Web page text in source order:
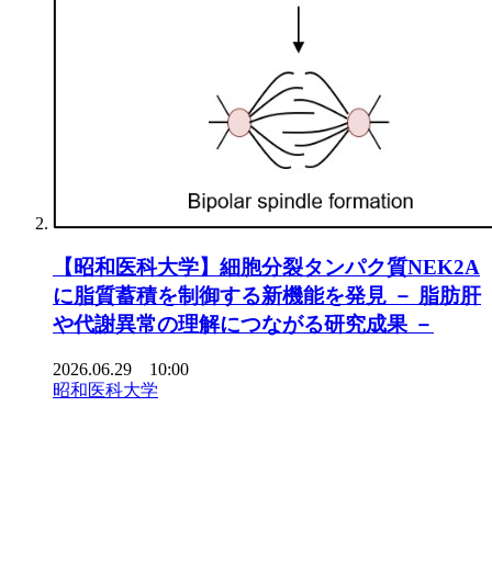
【昭和医科大学】細胞分裂タンパク質NEK2A
に脂質蓄積を制御する新機能を発見 － 脂肪肝
や代謝異常の理解につながる研究成果 －
2026.06.29 10:00
昭和医科大学